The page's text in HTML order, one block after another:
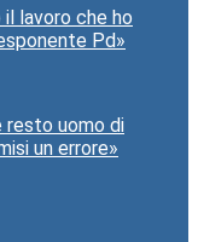
lavoro che ho
Pd»
resto uomo di
un errore»